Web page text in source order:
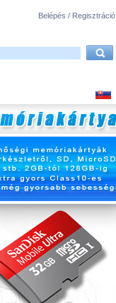
Belépés / Regisztráció